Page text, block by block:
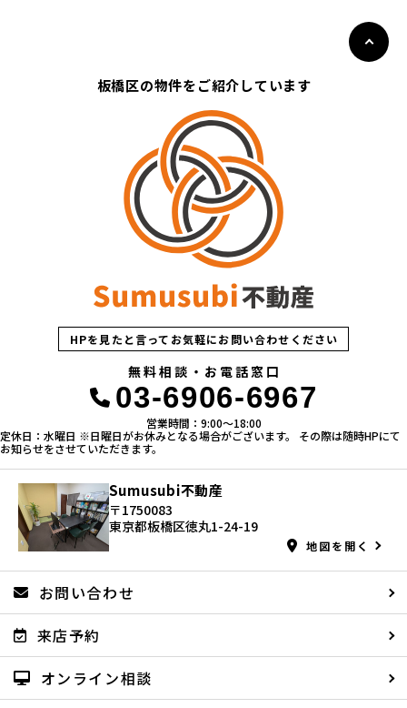
板橋区の物件をご紹介しています
HPを見たと言ってお気軽にお問い合わせください
無料相談・お電話窓口
03-6906-6967
営業時間：9:00〜18:00
定休日：水曜日 ※日曜日がお休みとなる場合がございます。 その際は随時HPにて
お知らせをさせていただきます。
Sumusubi不動産
〒1750083
東京都板橋区徳丸1-24-19
地図を開く
お問い合わせ
来店予約
オンライン相談